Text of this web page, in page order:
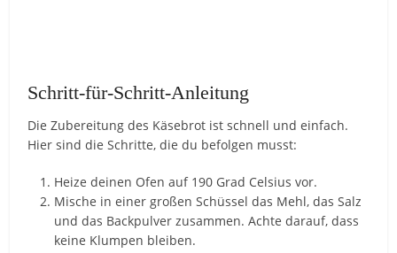
Schritt-für-Schritt-Anleitung
Die Zubereitung des Käsebrot ist schnell und einfach.
Hier sind die Schritte, die du befolgen musst:
Heize deinen Ofen auf 190 Grad Celsius vor.
Mische in einer großen Schüssel das Mehl, das Salz
und das Backpulver zusammen. Achte darauf, dass
keine Klumpen bleiben.